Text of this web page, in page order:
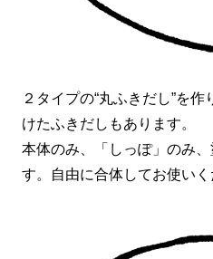
２タイプの“丸ふきだし”を
けたふきだしもあります。
本体のみ、「しっぽ」のみ
す。自由に合体してお使いく